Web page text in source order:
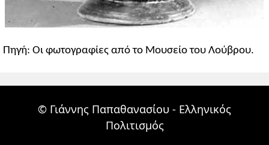
Πηγή: Οι φωτογραφίες από το Μουσείο του Λούβρου.
© Γιάννης Παπαθανασίου - Ελληνικός
Πολιτισμός